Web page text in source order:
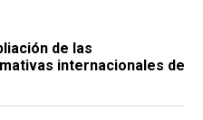
de las
internacionales de